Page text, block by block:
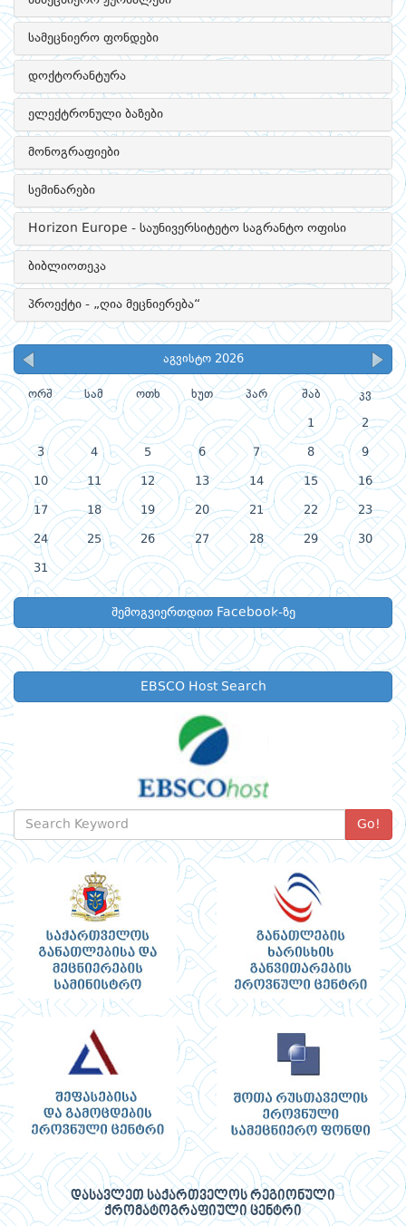
სამეცნიერო ფონდები
დოქტორანტურა
ელექტრონული ბაზები
მონოგრაფიები
სემინარები
Horizon Europe - საუნივერსიტეტო საგრანტო ოფისი
ბიბლიოთეკა
პროექტი - „ღია მეცნიერება“
აგვისტო 2026
ორშ სამ ოთხ ხუთ პარ შაბ კვ
1 2
3 4 5 6 7 8 9
10 11 12 13 14 15 16
17 18 19 20 21 22 23
24 25 26 27 28 29 30
31
შემოგვიერთდით Facebook-ზე
EBSCO Host Search
Go!
დასავლეთ საქართველოს რეგიონული
ქრომატოგრაფიული ცენტრი